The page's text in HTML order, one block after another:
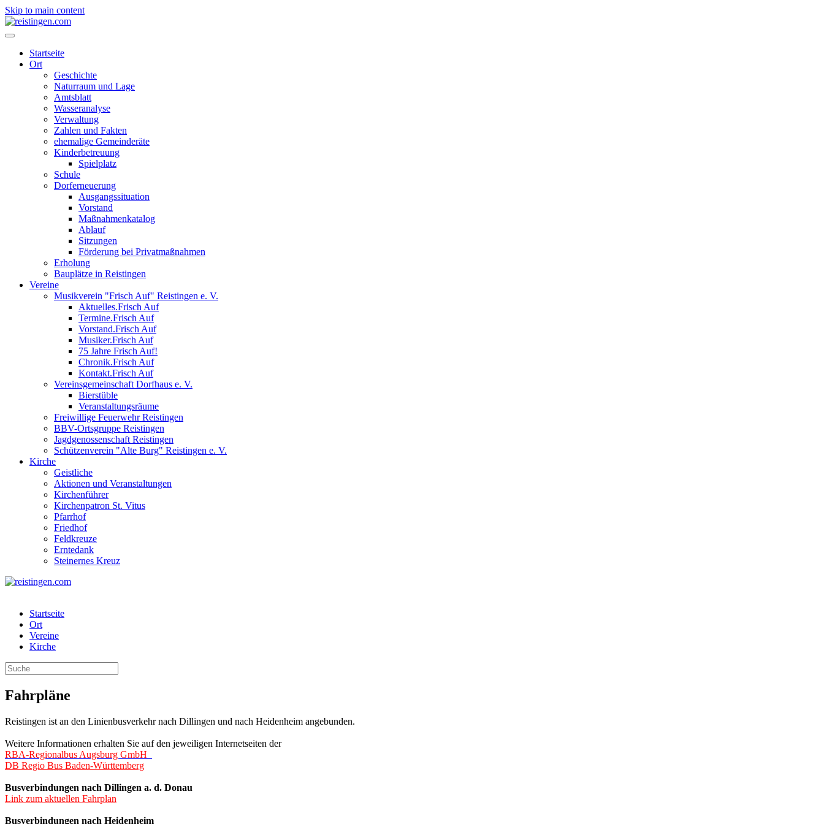
Skip to main content
Startseite
Ort
Geschichte
Naturraum und Lage
Amtsblatt
Wasseranalyse
Verwaltung
Zahlen und Fakten
ehemalige Gemeinderäte
Kinderbetreuung
Spielplatz
Schule
Dorferneuerung
Ausgangssituation
Vorstand
Maßnahmenkatalog
Ablauf
Sitzungen
Förderung bei Privatmaßnahmen
Erholung
Bauplätze in Reistingen
Vereine
Musikverein "Frisch Auf" Reistingen e. V.
Aktuelles.Frisch Auf
Termine.Frisch Auf
Vorstand.Frisch Auf
Musiker.Frisch Auf
75 Jahre Frisch Auf!
Chronik.Frisch Auf
Kontakt.Frisch Auf
Vereinsgemeinschaft Dorfhaus e. V.
Bierstüble
Veranstaltungsräume
Freiwillige Feuerwehr Reistingen
BBV-Ortsgruppe Reistingen
Jagdgenossenschaft Reistingen
Schützenverein "Alte Burg" Reistingen e. V.
Kirche
Geistliche
Aktionen und Veranstaltungen
Kirchenführer
Kirchenpatron St. Vitus
Pfarrhof
Friedhof
Feldkreuze
Erntedank
Steinernes Kreuz
Startseite
Ort
Vereine
Kirche
Fahrpläne
Reistingen ist an den Linienbusverkehr nach Dillingen und nach Heidenheim angebunden.
Weitere Informationen erhalten Sie auf den jeweiligen Internetseiten der
RBA-Regionalbus Augsburg GmbH
DB Regio Bus Baden-Württemberg
Busverbindungen nach Dillingen a. d. Donau
Link zum aktuellen Fahrplan
Busverbindungen nach Heidenheim